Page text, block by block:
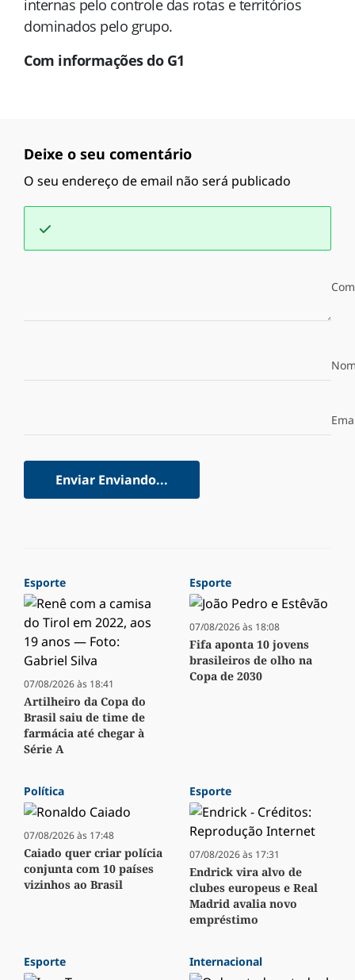
internas pelo controle das rotas e territórios
dominados pelo grupo.
Com informações do G1
Deixe o seu comentário
O seu endereço de email não será publicado
Enviar Enviando...
Esporte
07/08/2026 às 18:41
Artilheiro da Copa do
Brasil saiu de time de
farmácia até chegar à
Série A
Esporte
07/08/2026 às 18:08
Fifa aponta 10 jovens
brasileiros de olho na
Copa de 2030
Política
07/08/2026 às 17:48
Caiado quer criar polícia
conjunta com 10 países
vizinhos ao Brasil
Esporte
07/08/2026 às 17:31
Endrick vira alvo de
clubes europeus e Real
Madrid avalia novo
empréstimo
Esporte Internacional